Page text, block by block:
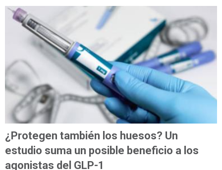
¿Protegen también los huesos? Un
estudio suma un posible beneficio a los
agonistas del GLP-1